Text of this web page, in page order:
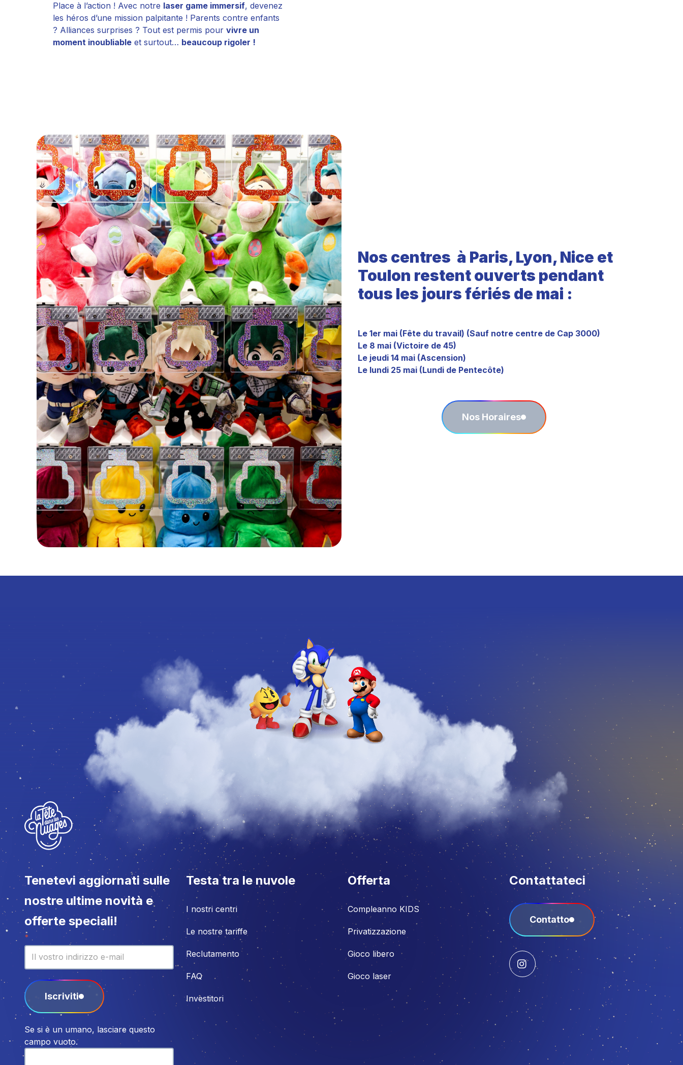
Place à l’action ! Avec notre laser game immersif, devenez
les héros d’une mission palpitante ! Parents contre enfants
? Alliances surprises ? Tout est permis pour vivre un
moment inoubliable et surtout… beaucoup rigoler !
Nos centres à Paris, Lyon, Nice et
Toulon restent ouverts pendant
tous les jours fériés de mai :
Le 1er mai (Fête du travail) (Sauf notre centre de Cap 3000)
Le 8 mai (Victoire de 45)
Le jeudi 14 mai (Ascension)
Le lundi 25 mai (Lundi de Pentecôte)
Nos Horaires
Tenetevi aggiornati sulle
nostre ultime novità e
offerte speciali!
Newsletter
*
Iscriviti
Se si è un umano, lasciare questo
campo vuoto.
Testa tra le nuvole
I nostri centri
Le nostre tariffe
Reclutamento
FAQ
Investitori
Offerta
Compleanno KIDS
Privatizzazione
Gioco libero
Gioco laser
Contattateci
Contatto